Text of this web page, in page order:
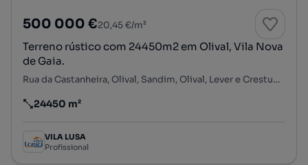
500 000 €20,45 €/m²
Terreno rústico com 24450m2 em Olival, Vila Nova
de Gaia.
Rua da Castanheira, Olival, Sandim, Olival, Lever e Crestuma, Vila Nova de Gaia, Porto
Preço por metro quadrado
24450 m²
VILA LUSA
Profissional